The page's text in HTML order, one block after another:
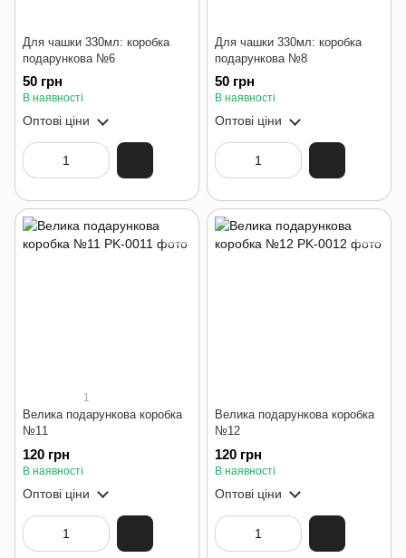
Для чашки 330мл: коробка
подарункова №6
50 грн
В наявності
Оптові ціни
Для чашки 330мл: коробка
подарункова №8
50 грн
В наявності
Оптові ціни
1
Велика подарункова коробка
№11
120 грн
В наявності
Оптові ціни
Велика подарункова коробка
№12
120 грн
В наявності
Оптові ціни